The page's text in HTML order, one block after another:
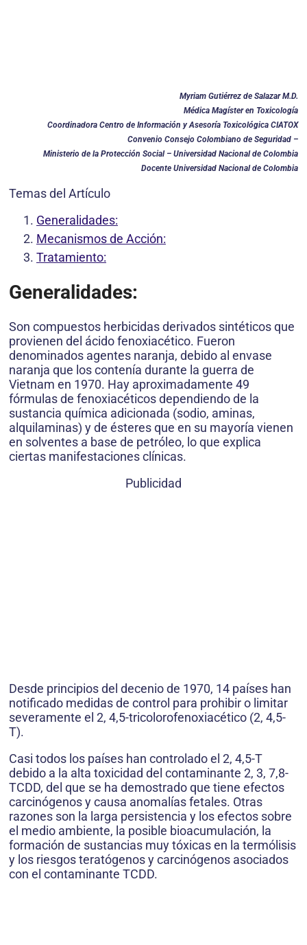
Myriam Gutiérrez de Salazar M.D.
Médica Magíster en Toxicología
Coordinadora Centro de Información y Asesoría Toxicológica CIATOX
Convenio Consejo Colombiano de Seguridad –
Ministerio de la Protección Social – Universidad Nacional de Colombia
Docente Universidad Nacional de Colombia
Temas del Artículo
Generalidades:
Mecanismos de Acción:
Tratamiento:
Generalidades:
Son compuestos herbicidas derivados sintéticos que
provienen del ácido fenoxiacético. Fueron
denominados agentes naranja, debido al envase
naranja que los contenía durante la guerra de
Vietnam en 1970. Hay aproximadamente 49
fórmulas de fenoxiacéticos dependiendo de la
sustancia química adicionada (sodio, aminas,
alquilaminas) y de ésteres que en su mayoría vienen
en solventes a base de petróleo, lo que explica
ciertas manifestaciones clínicas.
Publicidad
Desde principios del decenio de 1970, 14 países han
notificado medidas de control para prohibir o limitar
severamente el 2, 4,5-tricolorofenoxiacético (2, 4,5-
T).
Casi todos los países han controlado el 2, 4,5-T
debido a la alta toxicidad del contaminante 2, 3, 7,8-
TCDD, del que se ha demostrado que tiene efectos
carcinógenos y causa anomalías fetales. Otras
razones son la larga persistencia y los efectos sobre
el medio ambiente, la posible bioacumulación, la
formación de sustancias muy tóxicas en la termólisis
y los riesgos teratógenos y carcinógenos asociados
con el contaminante TCDD.